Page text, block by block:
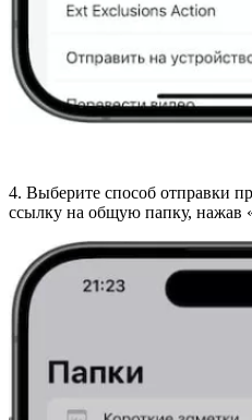
4. Выберите способ отправки
ссылку на общую папку, нажав